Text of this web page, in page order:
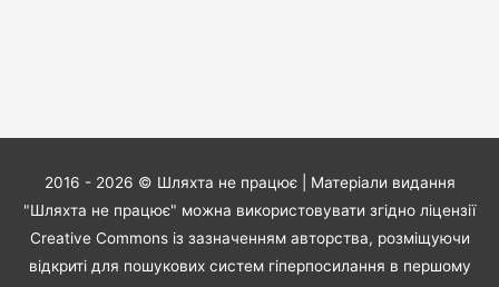
2016 - 2026 © Шляхта не працює| Матеріали видання
"Шляхта не працює" можна використовувати згідно ліцензії
Creative Commons із зазначенням авторства, розміщуючи
відкриті для пошукових систем гіперпосилання в першому